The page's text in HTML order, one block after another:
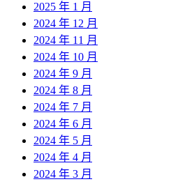
2025 年 1 月
2024 年 12 月
2024 年 11 月
2024 年 10 月
2024 年 9 月
2024 年 8 月
2024 年 7 月
2024 年 6 月
2024 年 5 月
2024 年 4 月
2024 年 3 月